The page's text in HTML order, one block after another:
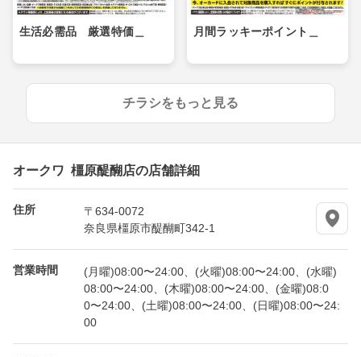
生活必需品 厳選特価＿ 月間ラッキーポイント＿
チラシをもっと見る
オークワ 橿原醍醐店の店舗詳細
住所
〒634-0072
奈良県橿原市醍醐町342-1
営業時間
(月曜)08:00〜24:00、(火曜)08:00〜24:00、(水曜)
08:00〜24:00、(木曜)08:00〜24:00、(金曜)08:0
0〜24:00、(土曜)08:00〜24:00、(日曜)08:00〜24:
00